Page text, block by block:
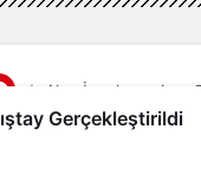
Alan İncelemesi ve
ve
Gerçekleştirildi